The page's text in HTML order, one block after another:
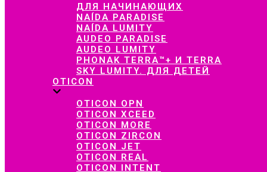
ДЛЯ НАЧИНАЮЩИХ
NAÍDA PARADISE
NAÍDA LUMITY
AUDEO PARADISE
AUDEO LUMITY
PHONAK TERRA™+ И TERRA
SKY LUMITY. ДЛЯ ДЕТЕЙ
OTICON
OTICON OPN
OTICON XCEED
OTICON MORE
OTICON ZIRCON
OTICON JET
OTICON REAL
OTICON INTENT